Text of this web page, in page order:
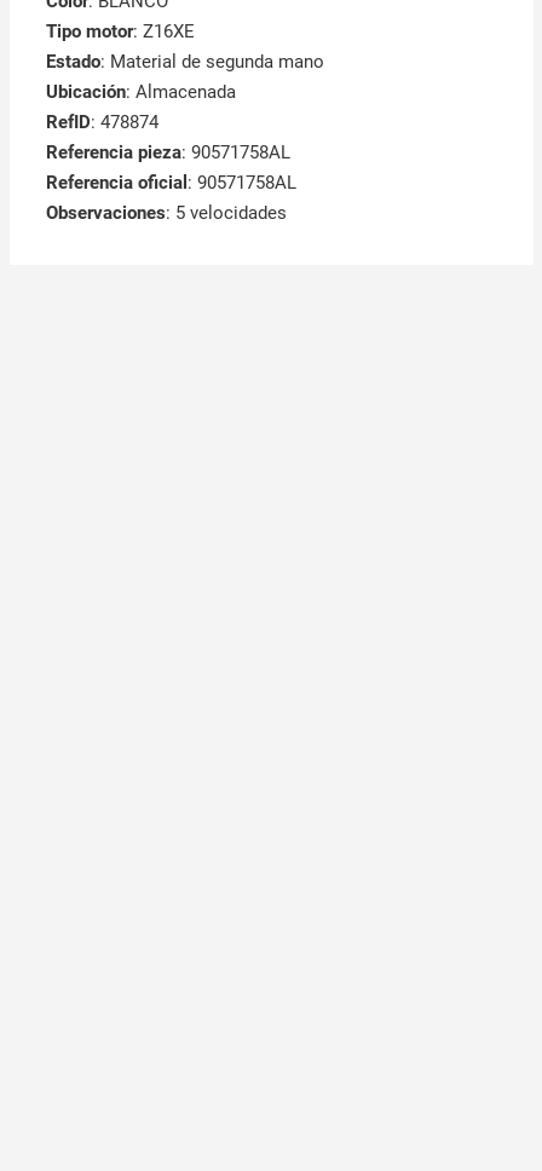
Tipo motor: Z16XE
Estado: Material de segunda mano
Ubicación: Almacenada
RefID: 478874
Referencia pieza: 90571758AL
Referencia oficial : 90571758AL
Observaciones: 5 velocidades